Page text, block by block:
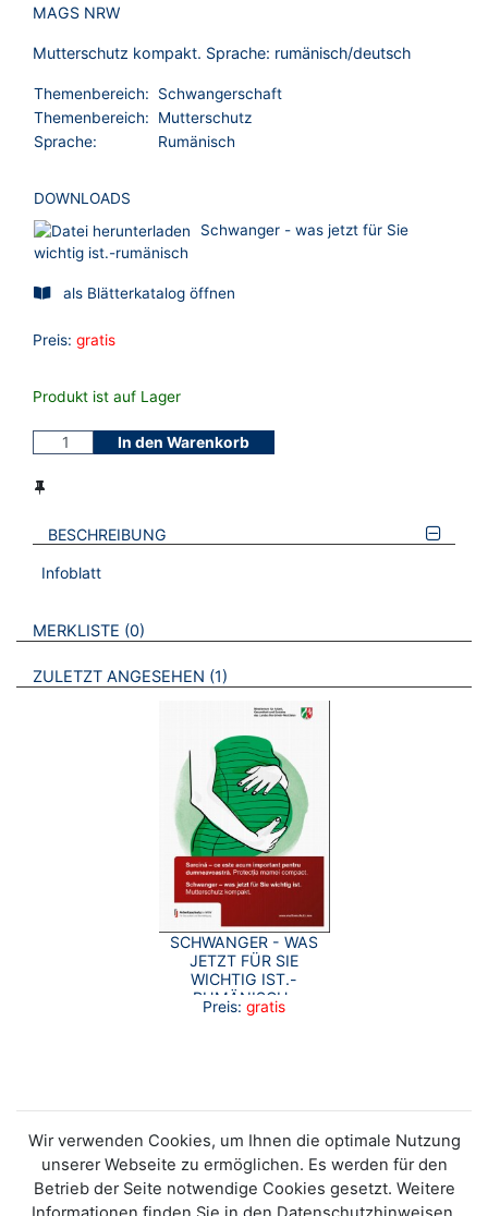
MAGS NRW
Mutterschutz kompakt. Sprache: rumänisch/deutsch
Themenbereich:
Schwangerschaft
Themenbereich:
Mutterschutz
Sprache:
Rumänisch
DOWNLOADS
Schwanger - was jetzt für Sie
wichtig ist.-rumänisch
als Blätterkatalog öffnen
Preis: gratis
Produkt ist auf Lager
In den Warenkorb
BESCHREIBUNG
Infoblatt
VERWEISE AUF VERMERKTE- ODER ZULETZT ANGESEHENE
MERKLISTE 0 BROSCHÜREN
ZULETZT ANGESEHEN 1 BROSCHÜREN
SCHWANGER - WAS
JETZT FÜR SIE
WICHTIG IST.-
RUMÄNISCH-
Preis: gratis
Wir verwenden Cookies, um Ihnen die optimale Nutzung
unserer Webseite zu ermöglichen. Es werden für den
Betrieb der Seite notwendige Cookies gesetzt. Weitere